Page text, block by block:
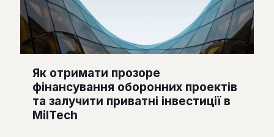
Як отримати прозоре
фінансування оборонних проектів
та залучити приватні інвестиції в
MilTech